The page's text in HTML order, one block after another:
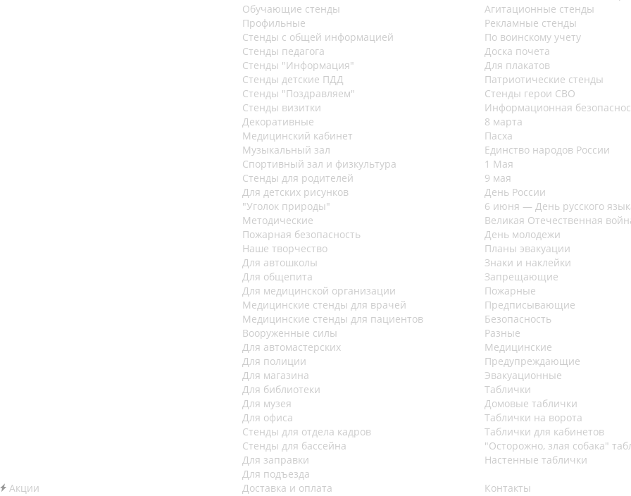
Обучающие стенды
Профильные
Стенды с общей информацией
Стенды педагога
Стенды "Информация"
Стенды детские ПДД
Стенды "Поздравляем"
Стенды визитки
Декоративные
Медицинский кабинет
Музыкальный зал
Спортивный зал и физкультура
Стенды для родителей
Для детских рисунков
"Уголок природы"
Методические
Пожарная безопасность
Наше творчество
Для автошколы
Для общепита
Для медицинской организации
Медицинские стенды для врачей
Медицинские стенды для пациентов
Вооруженные силы
Для автомастерских
Для полиции
Для магазина
Для библиотеки
Для музея
Для офиса
Стенды для отдела кадров
Стенды для бассейна
Для заправки
Для подъезда
Агитационные стенды
Рекламные стенды
По воинскому учету
Доска почета
Для плакатов
Патриотические стенды
Стенды герои СВО
Информационная
8 марта
Пасха
Единство народов России
1 Мая
9 мая
День России
6 июня — День русского
Великая Отечественная
День молодежи
Планы эвакуации
Знаки и наклейки
Запрещающие
Пожарные
Предписывающие
Безопасность
Разные
Медицинские
Предупреждающие
Эвакуационные
Таблички
Домовые таблички
Таблички на ворота
Таблички для кабинетов
"Осторожно, злая собака"
Настенные таблички
Акции Доставка и оплата Контакты